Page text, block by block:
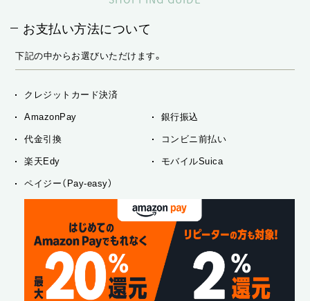
お支払い方法について
下記の中からお選びいただけます。
クレジットカード決済
AmazonPay 銀行振込
代金引換 コンビニ前払い
楽天Edy モバイルSuica
ペイジー（Pay-easy）